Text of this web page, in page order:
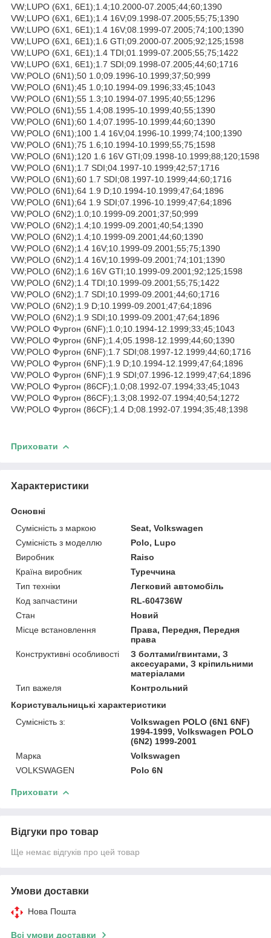
VW;LUPO (6X1, 6E1);1.4;10.2000-07.2005;44;60;1390
VW;LUPO (6X1, 6E1);1.4 16V;09.1998-07.2005;55;75;1390
VW;LUPO (6X1, 6E1);1.4 16V;08.1999-07.2005;74;100;1390
VW;LUPO (6X1, 6E1);1.6 GTI;09.2000-07.2005;92;125;1598
VW;LUPO (6X1, 6E1);1.4 TDI;01.1999-07.2005;55;75;1422
VW;LUPO (6X1, 6E1);1.7 SDI;09.1998-07.2005;44;60;1716
VW;POLO (6N1);50 1.0;09.1996-10.1999;37;50;999
VW;POLO (6N1);45 1.0;10.1994-09.1996;33;45;1043
VW;POLO (6N1);55 1.3;10.1994-07.1995;40;55;1296
VW;POLO (6N1);55 1.4;08.1995-10.1999;40;55;1390
VW;POLO (6N1);60 1.4;07.1995-10.1999;44;60;1390
VW;POLO (6N1);100 1.4 16V;04.1996-10.1999;74;100;1390
VW;POLO (6N1);75 1.6;10.1994-10.1999;55;75;1598
VW;POLO (6N1);120 1.6 16V GTI;09.1998-10.1999;88;120;1598
VW;POLO (6N1);1.7 SDI;04.1997-10.1999;42;57;1716
VW;POLO (6N1);60 1.7 SDI;08.1997-10.1999;44;60;1716
VW;POLO (6N1);64 1.9 D;10.1994-10.1999;47;64;1896
VW;POLO (6N1);64 1.9 SDI;07.1996-10.1999;47;64;1896
VW;POLO (6N2);1.0;10.1999-09.2001;37;50;999
VW;POLO (6N2);1.4;10.1999-09.2001;40;54;1390
VW;POLO (6N2);1.4;10.1999-09.2001;44;60;1390
VW;POLO (6N2);1.4 16V;10.1999-09.2001;55;75;1390
VW;POLO (6N2);1.4 16V;10.1999-09.2001;74;101;1390
VW;POLO (6N2);1.6 16V GTI;10.1999-09.2001;92;125;1598
VW;POLO (6N2);1.4 TDI;10.1999-09.2001;55;75;1422
VW;POLO (6N2);1.7 SDI;10.1999-09.2001;44;60;1716
VW;POLO (6N2);1.9 D;10.1999-09.2001;47;64;1896
VW;POLO (6N2);1.9 SDI;10.1999-09.2001;47;64;1896
VW;POLO Фургон (6NF);1.0;10.1994-12.1999;33;45;1043
VW;POLO Фургон (6NF);1.4;05.1998-12.1999;44;60;1390
VW;POLO Фургон (6NF);1.7 SDI;08.1997-12.1999;44;60;1716
VW;POLO Фургон (6NF);1.9 D;10.1994-12.1999;47;64;1896
VW;POLO Фургон (6NF);1.9 SDI;07.1996-12.1999;47;64;1896
VW;POLO Фургон (86CF);1.0;08.1992-07.1994;33;45;1043
VW;POLO Фургон (86CF);1.3;08.1992-07.1994;40;54;1272
VW;POLO Фургон (86CF);1.4 D;08.1992-07.1994;35;48;1398
Приховати
Характеристики
Основні
Сумісність з маркою
Seat, Volkswagen
Сумісність з моделлю
Polo, Lupo
Виробник
Raiso
Країна виробник
Туреччина
Тип техніки
Легковий автомобіль
Код запчастини
RL-604736W
Стан
Новий
Місце встановлення
Права, Передня, Передня
права
Конструктивні особливості
З болтами/гвинтами, З
аксесуарами, З кріпильними
матеріалами
Тип важеля
Контрольний
Користувальницькі характеристики
Сумісність з:
Volkswagen POLO (6N1 6NF)
1994-1999, Volkswagen POLO
(6N2) 1999-2001
Марка
Volkswagen
VOLKSWAGEN
Polo 6N
Приховати
Відгуки про товар
Ще немає відгуків про цей товар
Умови доставки
Нова Пошта
Всі умови доставки